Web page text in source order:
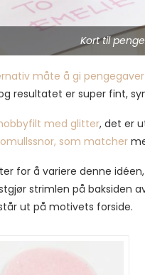
Kort til
måte å gi
resultatet er super fint,
med glitter, det er
som matcher
for å variere denne
strimlen på baksiden
ut på motivets forside.